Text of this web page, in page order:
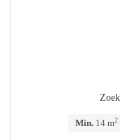
Min.14 m2